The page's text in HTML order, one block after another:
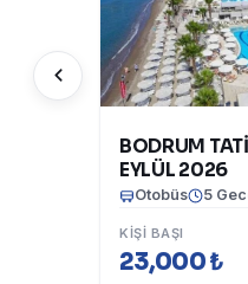
BODRUM
EYLÜL 2026
Otobüs 5
KIŞI BAŞI
23,000 ₺